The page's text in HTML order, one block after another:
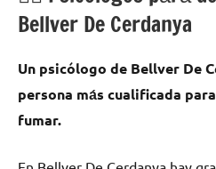
Bellver De Cerdanya
Un psicólogo dе Bellver De
persona mа́s cualificada
fumar.